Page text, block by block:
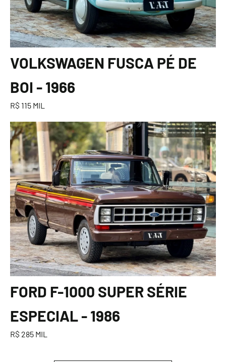
VOLKSWAGEN FUSCA PÉ DE
BOI - 1966
R$ 115 MIL
FORD F-1000 SUPER SÉRIE
ESPECIAL - 1986
R$ 285 MIL